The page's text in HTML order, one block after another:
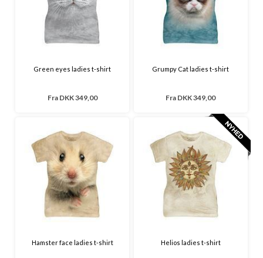
Green eyes ladies t-shirt
Fra DKK 349,00
Grumpy Cat ladies t-shirt
Fra DKK 349,00
Hamster face ladies t-shirt Helios ladies t-shirt